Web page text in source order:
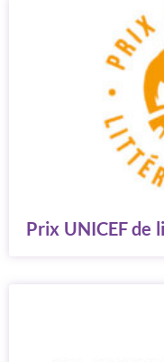
Prix UNICEF de